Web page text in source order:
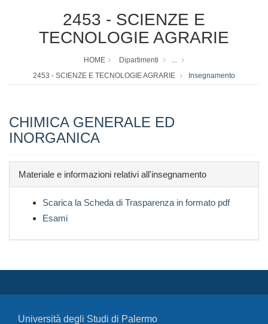
2453 - SCIENZE E
TECNOLOGIE AGRARIE
HOME Dipartimenti
...
2453 - SCIENZE E TECNOLOGIE AGRARIE
Insegnamento
CHIMICA GENERALE ED
INORGANICA
Materiale e informazioni relativi all'insegnamento
Scarica la Scheda di Trasparenza in formato pdf
Esami
Università degli Studi di Palermo